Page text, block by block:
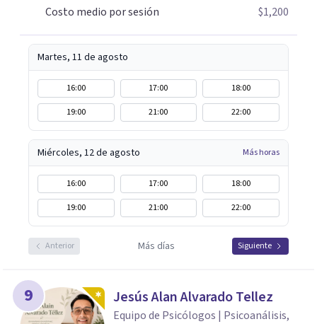
Costo medio por sesión
$1,200
Martes, 11 de agosto
16:00 17:00
18:00
19:00
21:00 22:00
Miércoles, 12 de agosto Más horas
16:00 17:00
18:00
19:00
21:00 22:00
Anterior Más días Siguiente
9 Jesús Alan Alvarado Tellez
Equipo de Psicólogos | Psicoanálisis,